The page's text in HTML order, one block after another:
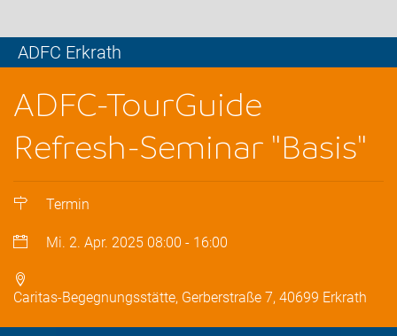
ADFC Erkrath
ADFC-TourGuide
Refresh-Seminar "Basis"
Termin
Mi. 2. Apr. 2025 08:00 - 16:00
Caritas-Begegnungsstätte, Gerberstraße 7, 40699 Erkrath